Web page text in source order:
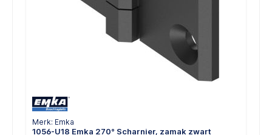
Merk: Emka
1056-U18 Emka 270° Scharnier, zamak zwart